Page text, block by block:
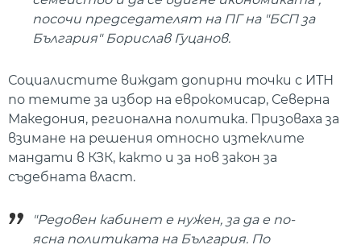
посочи председателят на ПГ на "БСП за
България" Борислав Гуцанов.
Социалистите виждат допирни точки с ИТН
по темите за избор на еврокомисар, Северна
Македония, регионална политика. Призоваха за
взимане на решения относно изтеклите
мандати в КЗК, както и за нов закон за
съдебната власт.
"Редовен кабинет е нужен, за да е по-
ясна политиката на България. По